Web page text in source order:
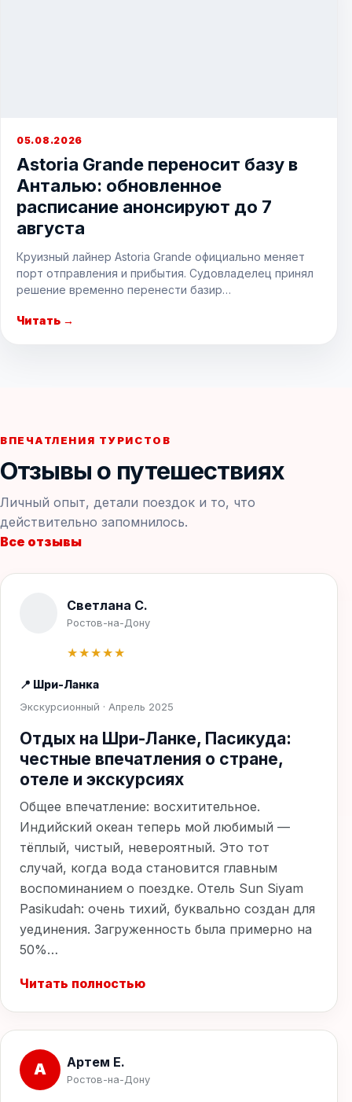
05.08.2026
Astoria Grande переносит базу в
Анталью: обновленное
расписание анонсируют до 7
августа
Круизный лайнер Astoria Grande официально меняет
порт отправления и прибытия. Судовладелец принял
решение временно перенести базир…
Читать →
ВПЕЧАТЛЕНИЯ ТУРИСТОВ
Отзывы о путешествиях
Личный опыт, детали поездок и то, что
действительно запомнилось.
Все отзывы
Светлана С.
Ростов-на-Дону
★★★★★
📍 Шри-Ланка
Экскурсионный · Апрель 2025
Отдых на Шри-Ланке, Пасикуда:
честные впечатления о стране,
отеле и экскурсиях
Общее впечатление: восхитительное.
Индийский океан теперь мой любимый —
тёплый, чистый, невероятный. Это тот
случай, когда вода становится главным
воспоминанием о поездке. Отель Sun Siyam
Pasikudah: очень тихий, буквально создан для
уединения. Загруженность была примерно на
50%…
Читать полностью
А Артем Е.
Ростов-на-Дону